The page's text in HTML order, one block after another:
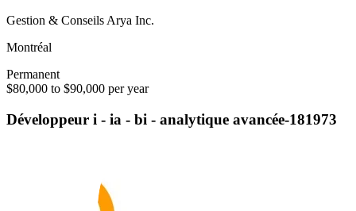
Gestion & Conseils Arya Inc.
Montréal
Permanent
$80,000 to $90,000 per year
Développeur i - ia - bi - analytique avancée-181973